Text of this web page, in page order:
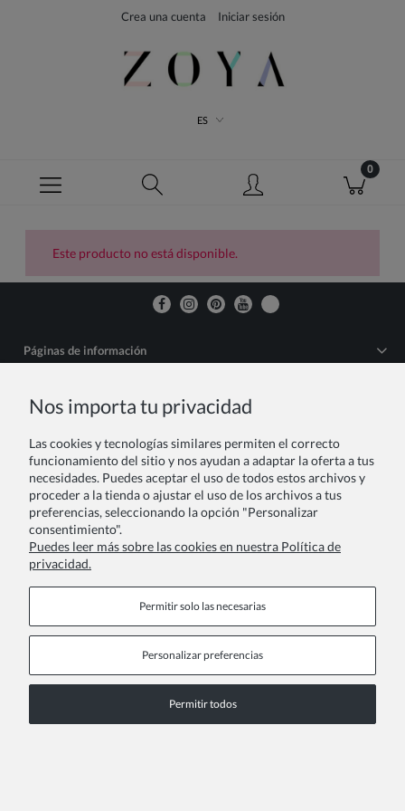
Crea una cuenta Iniciar sesión
ES
Este producto no está disponible.
Páginas de información
COPYRIGHT © 2026 ZOYA GROUP
Ver la versión completa del sitio
Sklep internetowy Shoper Premium
Nos importa tu privacidad
Las cookies y tecnologías similares permiten el correcto
funcionamiento del sitio y nos ayudan a adaptar la oferta a tus
necesidades. Puedes aceptar el uso de todos estos archivos y
proceder a la tienda o ajustar el uso de los archivos a tus
preferencias, seleccionando la opción "Personalizar
consentimiento".
Puedes leer más sobre las cookies en nuestra Política de
privacidad.
Permitir solo las necesarias
Personalizar preferencias
Permitir todos